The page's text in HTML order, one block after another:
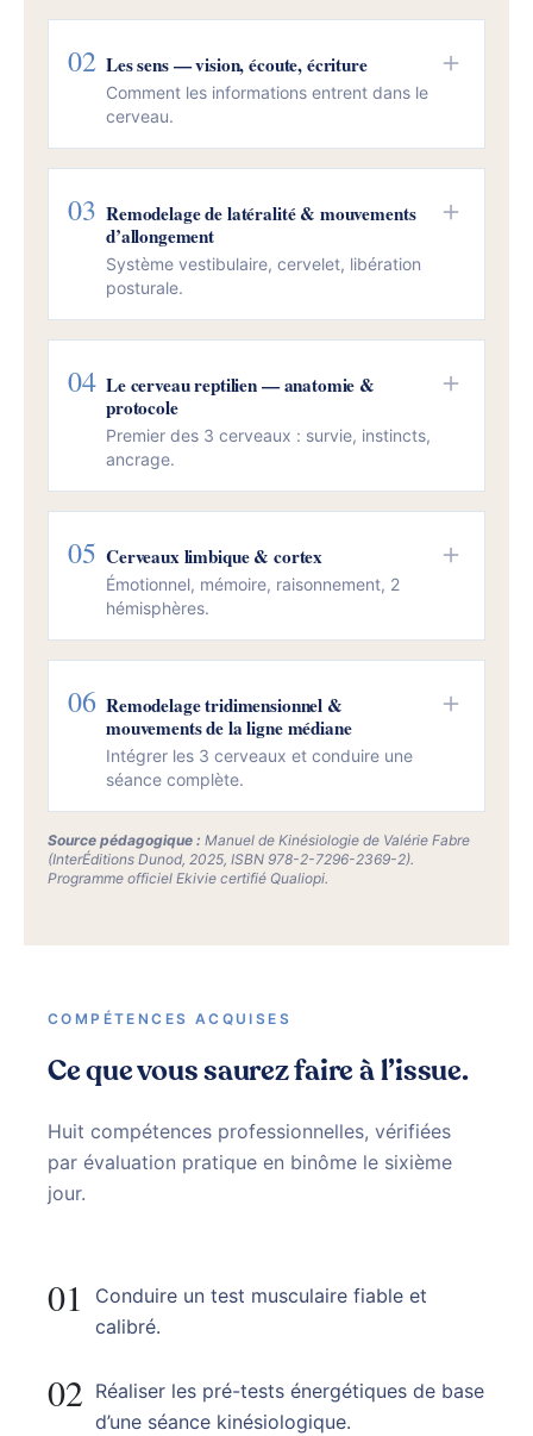
02 Les sens — vision, écoute, écriture
Comment les informations entrent dans le
cerveau.
＋
03 Remodelage de latéralité & mouvements
d’allongement
Système vestibulaire, cervelet, libération
posturale.
＋
04 Le cerveau reptilien — anatomie &
protocole
Premier des 3 cerveaux : survie, instincts,
ancrage.
＋
05 Cerveaux limbique & cortex
Émotionnel, mémoire, raisonnement, 2
hémisphères.
＋
06 Remodelage tridimensionnel &
mouvements de la ligne médiane
Intégrer les 3 cerveaux et conduire une
séance complète.
＋
Source pédagogique : Manuel de Kinésiologie de Valérie Fabre
(InterÉditions Dunod, 2025, ISBN 978-2-7296-2369-2).
Programme officiel Ekivie certifié Qualiopi.
COMPÉTENCES ACQUISES
Ce que vous saurez faire à l’issue.
Huit compétences professionnelles, vérifiées
par évaluation pratique en binôme le sixième
jour.
01
Conduire un test musculaire fiable et
calibré.
02 Réaliser les pré-tests énergétiques de base
d’une séance kinésiologique.